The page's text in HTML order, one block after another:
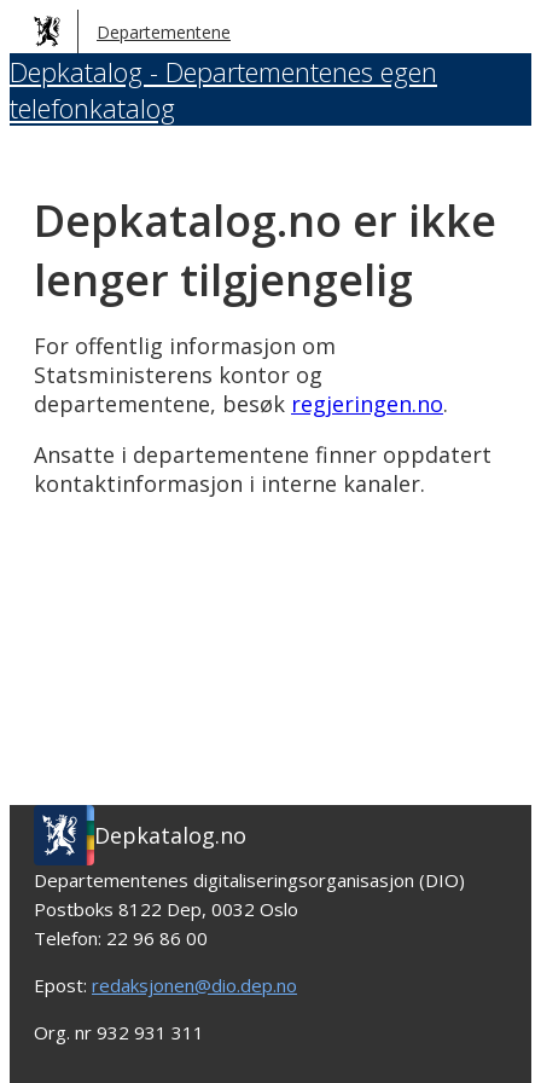
Hopp
til
hovedinnhold
Departementene
Depkatalog - Departementenes egen
telefonkatalog
Depkatalog.no er ikke
lenger tilgjengelig
For offentlig informasjon om
Statsministerens kontor og
departementene, besøk regjeringen.no.
Ansatte i departementene finner oppdatert
kontaktinformasjon i interne kanaler.
Depkatalog.no
Departementenes digitaliseringsorganisasjon (DIO)
Postboks 8122 Dep, 0032 Oslo
Telefon: 22 96 86 00
Epost: redaksjonen@dio.dep.no
Org. nr 932 931 311